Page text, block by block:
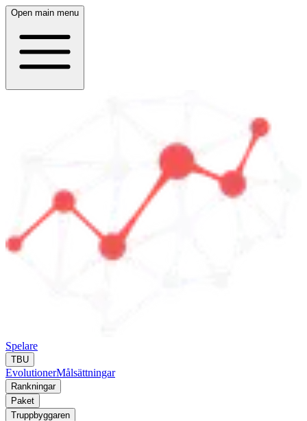
Open main menu
Spelare
TBU
EvolutionerMålsättningar
Rankningar
Paket
Truppbyggaren